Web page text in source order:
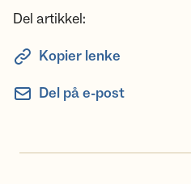
Del artikkel:
Kopier lenke
Del på e-post